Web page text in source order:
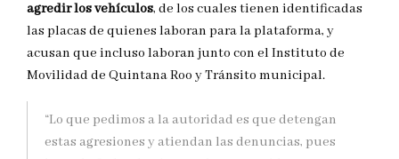
agredir los vehículos, de los cuales tienen identificadas
las placas de quienes laboran para la plataforma, y
acusan que incluso laboran junto con el Instituto de
Movilidad de Quintana Roo y Tránsito municipal.
“Lo que pedimos a la autoridad es que detengan
estas agresiones y atiendan las denuncias, pues